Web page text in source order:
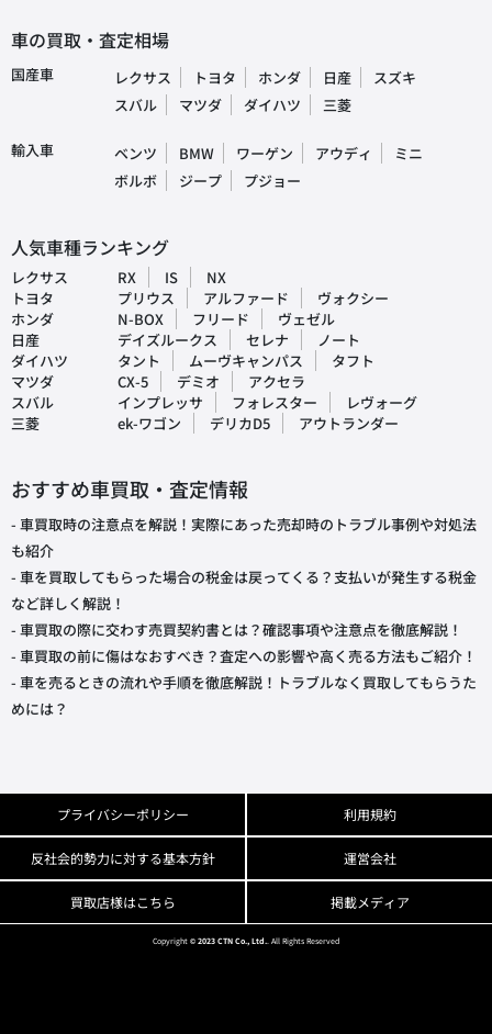
車の買取・査定相場
国産車 レクサス トヨタ ホンダ 日産
スズキ
スバル
マツダ ダイハツ 三菱
輸入車 ベンツ BMW ワーゲン アウディ
ミニ
ボルボ
ジープ プジョー
人気車種ランキング
レクサス RX IS
NX
トヨタ
プリウス アルファード
ヴォクシー
ホンダ
N-BOX フリード
ヴェゼル
日産
デイズルークス セレナ
ノート
ダイハツ
タント ムーヴキャンパス
タフト
マツダ
CX-5 デミオ
アクセラ
スバル
インプレッサ フォレスター
レヴォーグ
三菱
ek-ワゴン デリカD5 アウトランダー
おすすめ車買取・査定情報
- 車買取時の注意点を解説！実際にあった売却時のトラブル事例や対処法
も紹介
- 車を買取してもらった場合の税金は戻ってくる？支払いが発生する税金
など詳しく解説！
- 車買取の際に交わす売買契約書とは？確認事項や注意点を徹底解説！
- 車買取の前に傷はなおすべき？査定への影響や高く売る方法もご紹介！
- 車を売るときの流れや手順を徹底解説！トラブルなく買取してもらうた
めには？
プライバシーポリシー 利用規約
反社会的勢力に対する基本方針 運営会社
買取店様はこちら 掲載メディア
Copyright © 2023 CTN Co., Ltd.. All Rights Reserved